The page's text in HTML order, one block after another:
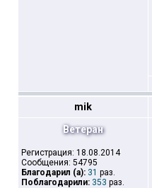
mik
Ветеран
Регистрация: 18.08.2014
Сообщения: 54795
Благодарил (а): 31 раз.
Поблагодарили: 353 раз.